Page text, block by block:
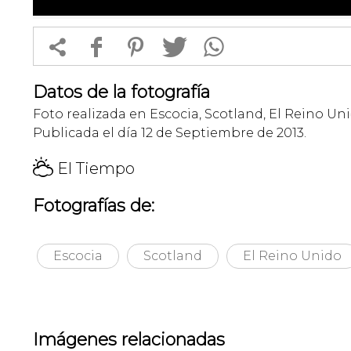
 f 1 T 
Datos de la fotografía
Foto realizada en Escocia, Scotland, El Reino
Publicada el día 12 de Septiembre de 2013.
H El Tiempo
Fotografías de:
Escocia Scotland El Reino Unido
Imágenes relacionadas